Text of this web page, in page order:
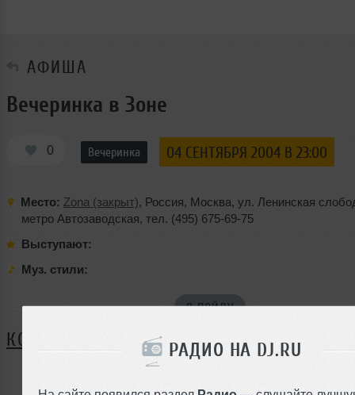
РАДИО НА DJ.RU
АФИША
Вечеринка в Зоне
0 Вечеринка 04 СЕНТЯБРЯ 2004 В 23:00
Место: Zona (закрыт), Россия, Москва, ул. Ленинская
метро Автозаводская, тел. (495) 675-69-75
Выступают:
Муз. стили:
Я ПОЙДУ
КОММЕНТАРИИ